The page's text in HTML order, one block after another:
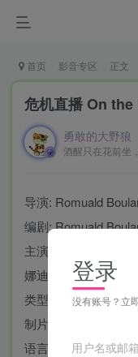
首页 影音专区 正文
危机直播 On
勇敢的大野狼
酒醒只在花前坐
导演: Romuald
编剧: Romuald
主演: 梅尔·吉布森 /
娜迪亚·法尔丝 / 更多…
类型: 惊悚
制片国家/地区: 美国
语言: 英语
登录
没有账号？立
用户名或邮箱